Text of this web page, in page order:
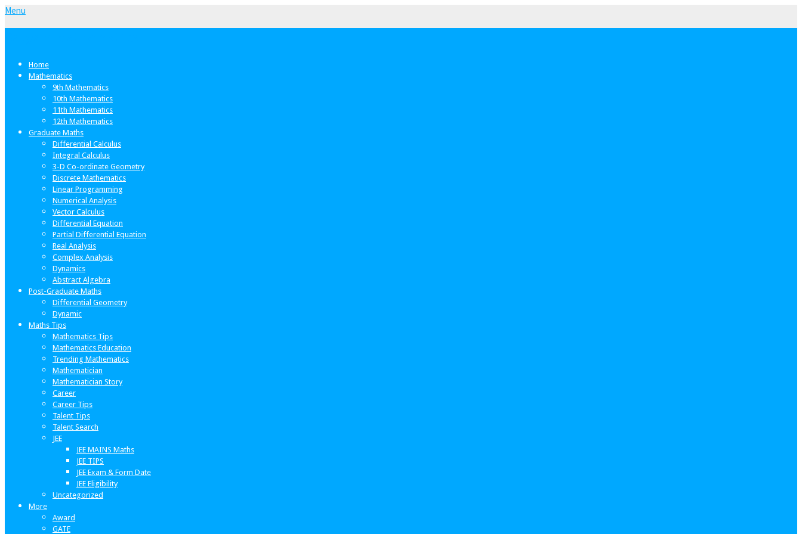
Menu
Home
Mathematics
9th Mathematics
10th Mathematics
11th Mathematics
12th Mathematics
Graduate Maths
Differential Calculus
Integral Calculus
3-D Co-ordinate Geometry
Discrete Mathematics
Linear Programming
Numerical Analysis
Vector Calculus
Differential Equation
Partial Differential Equation
Real Analysis
Complex Analysis
Dynamics
Abstract Algebra
Post-Graduate Maths
Differential Geometry
Dynamic
Maths Tips
Mathematics Tips
Mathematics Education
Trending Mathematics
Mathematician
Mathematician Story
Career
Career Tips
Talent Tips
Talent Search
JEE
JEE MAINS Maths
JEE TIPS
JEE Exam & Form Date
JEE Eligibility
Uncategorized
More
Award
GATE